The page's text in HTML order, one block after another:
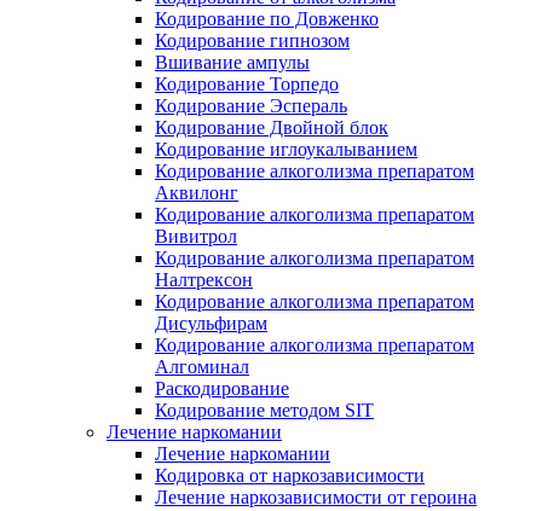
Кодирование по Довженко
Кодирование гипнозом
Вшивание ампулы
Кодирование Торпедо
Кодирование Эспераль
Кодирование Двойной блок
Кодирование иглоукалыванием
Кодирование алкоголизма препаратом
Аквилонг
Кодирование алкоголизма препаратом
Вивитрол
Кодирование алкоголизма препаратом
Налтрексон
Кодирование алкоголизма препаратом
Дисульфирам
Кодирование алкоголизма препаратом
Алгоминал
Раскодирование
Кодирование методом SIT
Лечение наркомании
Лечение наркомании
Кодировка от наркозависимости
Лечение наркозависимости от героина